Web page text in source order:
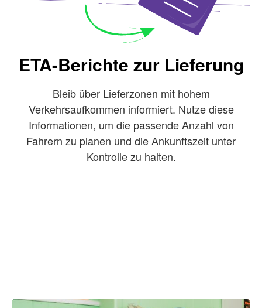
ETA-Berichte zur Lieferung
Bleib über Lieferzonen mit hohem
Verkehrsaufkommen informiert. Nutze diese
Informationen, um die passende Anzahl von
Fahrern zu planen und die Ankunftszeit unter
Kontrolle zu halten.